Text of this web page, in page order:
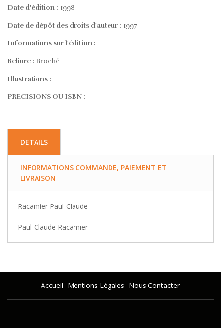
Date d'édition : 1998
Date de dépôt des droits d'auteur : 1997
Informations sur l'édition :
Reliure : Broché
Illustrations :
PRECISIONS OU ISBN :
DETAILS
INFORMATIONS COMMANDE, PAIEMENT ET
LIVRAISON
Racamier Paul-Claude
Paul-Claude Racamier
Accueil Mentions Légales Nous Contacter